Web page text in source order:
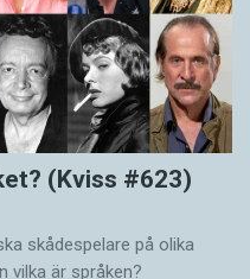
(Kviss #623)
skådespelare på olika
vilka är språken?